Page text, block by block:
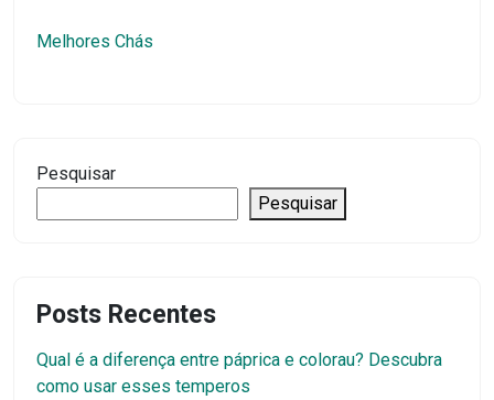
Melhores Chás
Pesquisar
Pesquisar
Posts Recentes
Qual é a diferença entre páprica e colorau? Descubra
como usar esses temperos